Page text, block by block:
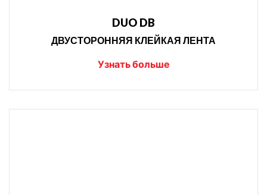
DUO DB
ДВУСТОРОННЯЯ КЛЕЙКАЯ ЛЕНТА
Узнать больше